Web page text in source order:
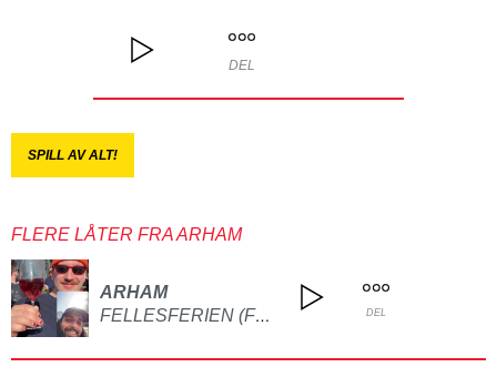
DEL
SPILL AV ALT!
FLERE LÅTER FRA ARHAM
ARHAM
FELLESFERIEN (FEAT. DINO BROREN MIN) DEL